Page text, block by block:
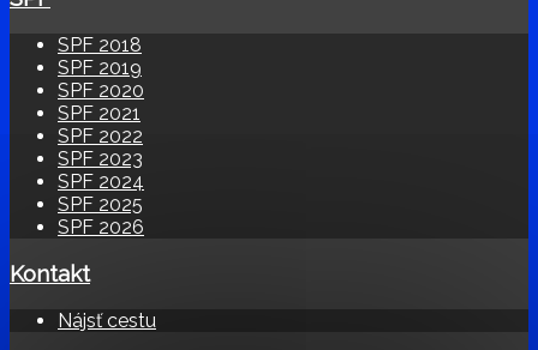
SPF 2018
SPF 2019
SPF 2020
SPF 2021
SPF 2022
SPF 2023
SPF 2024
SPF 2025
SPF 2026
Kontakt
Nájsť cestu